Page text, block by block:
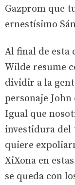
Gazprom que
ernestísimo
Al final de esta
Wilde resume
dividir a la
personaje
Igual que
investidura del
quiere
XiXona en
se queda con